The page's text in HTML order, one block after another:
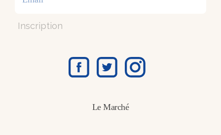
Inscription
Le Marché